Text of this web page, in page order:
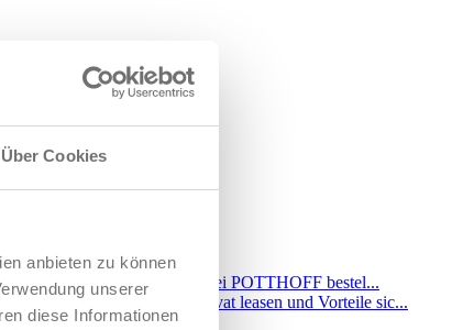
Über Cookies
anbieten zu können
unserer
diese Informationen